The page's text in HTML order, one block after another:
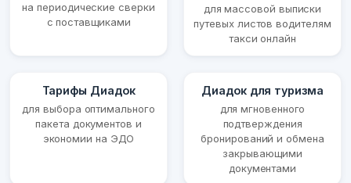
на периодические сверки
с поставщиками
для массовой выписки
путевых листов водителям
такси онлайн
Тарифы Диадок
для выбора оптимального
пакета документов и
экономии на ЭДО
Диадок для туризма
для мгновенного
подтверждения
бронирований и обмена
закрывающими
документами